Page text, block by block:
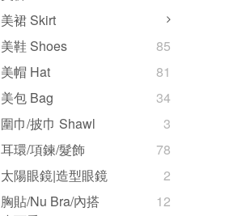
美裙 Skirt
美鞋 Shoes
85
美帽 Hat
81
美包 Bag
34
圍巾/披巾 Shawl
3
耳環/項鍊/髮飾
78
太陽眼鏡|造型眼鏡
2
胸貼/Nu Bra/內搭
12